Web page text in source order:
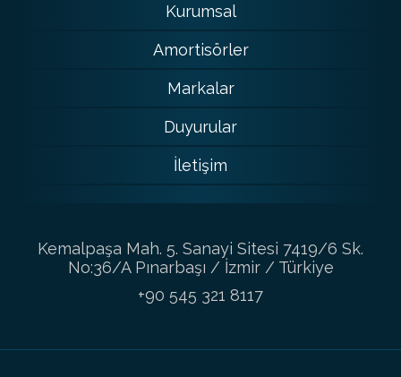
Kurumsal
Amortisörler
Markalar
Duyurular
İletişim
Kemalpaşa Mah. 5. Sanayi Sitesi 7419/6 Sk.
No:36/A Pınarbaşı / İzmir / Türkiye
+90 545 321 8117